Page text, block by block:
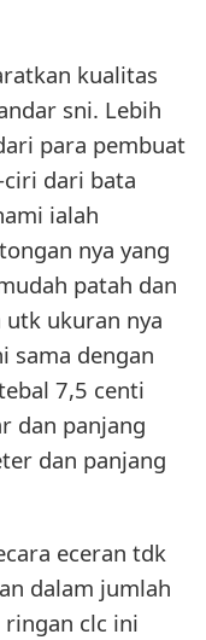
kualitas
sni. Lebih
para pembuat
dari bata
ialah
nya yang
patah dan
ukuran nya
sama dengan
7,5 centi
dan panjang
dan panjang
eceran tdk
dalam jumlah
clc ini